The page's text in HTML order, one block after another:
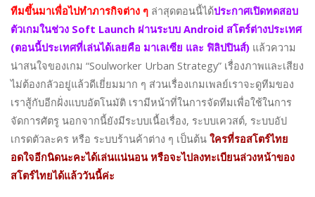
ทีมขึ้นมาเพื่อไปทำภารกิจต่าง ๆ ล่าสุดตอนนี้ได้ประกาศเปิดทดสอบ
ตัวเกมในช่วง Soft Launch ผ่านระบบ Android สโตร์ต่างประเทศ
(ตอนนี้ประเทศที่เล่นได้เลยคือ มาเลเซีย และ ฟิลิปปินส์) แล้วความ
น่าสนใจของเกม “Soulworker Urban Strategy” เรื่องภาพและเสียง
ไม่ต้องกลัวอยู่แล้วดีเยี่ยมมาก ๆ ส่วนเรื่องเกมเพลย์เราจะดูทีมของ
เราสู้กับอีกฝั่งแบบอัตโนมัติ เรามีหน้าที่ในการจัดทีมเพื่อใช้ในการ
จัดการศัตรู นอกจากนี้ยังมีระบบเนื้อเรื่อง, ระบบเควสต์, ระบบอัป
เกรดตัวละคร หรือ ระบบร้านค้าต่าง ๆ เป็นต้น ใครที่รอสโตร์ไทย
อดใจอีกนิดนะคะได้เล่นแน่นอน หรือจะไปลงทะเบียนล่วงหน้าของ
สโตร์ไทยได้แล้ววันนี้ค่ะ